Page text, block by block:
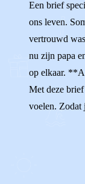
STIEFZUS
Een brief
ons leven.
vertrouwd
nu zijn papa
op elkaar.
Met deze
voelen. Zodat